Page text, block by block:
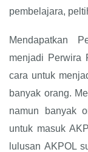
pembelajara,
Mendapatkan
menjadi Perwira
cara untuk
banyak orang.
namun banyak
untuk masuk
lulusan AKPOL